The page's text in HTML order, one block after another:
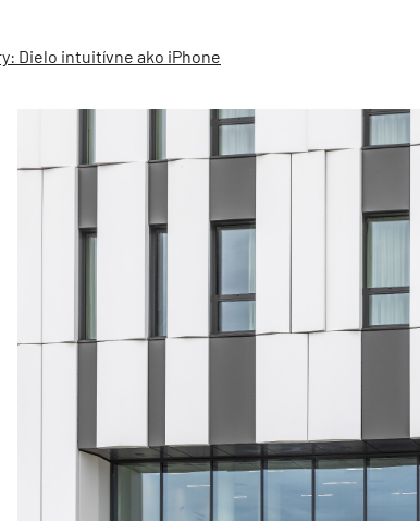
Dielo intuitívne ako iPhone